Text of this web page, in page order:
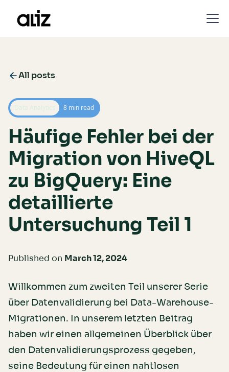
All posts
Data Analytics 8 min read
Häufige Fehler bei der
Migration von HiveQL
zu BigQuery: Eine
detaillierte
Untersuchung Teil 1
Published on March 12, 2024
Willkommen zum zweiten Teil unserer Serie
über Datenvalidierung bei Data-Warehouse-
Migrationen. In unserem letzten Beitrag
haben wir einen allgemeinen Überblick über
den Datenvalidierungsprozess gegeben,
seine Bedeutung für einen nahtlosen